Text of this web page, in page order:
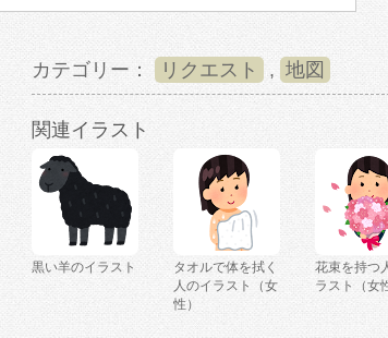
カテゴリー： リクエスト , 地図
関連イラスト
黒い羊のイラスト
タオルで体を拭く
人のイラスト（女
性）
花束を持つ
ラスト（女